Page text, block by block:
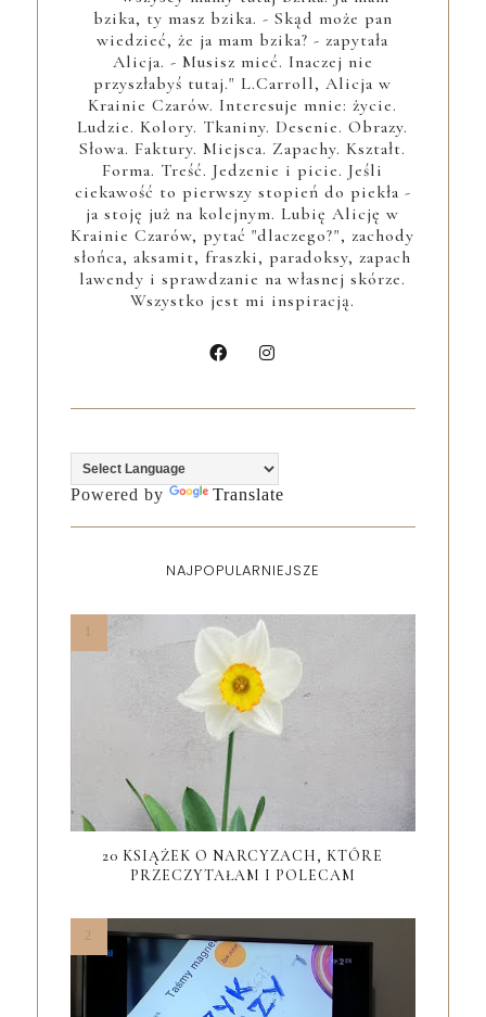
bzika, ty masz bzika. - Skąd może pan
wiedzieć, że ja mam bzika? - zapytała
Alicja. - Musisz mieć. Inaczej nie
przyszłabyś tutaj." L.Carroll, Alicja w
Krainie Czarów. Interesuje mnie: życie.
Ludzie. Kolory. Tkaniny. Desenie. Obrazy.
Słowa. Faktury. Miejsca. Zapachy. Kształt.
Forma. Treść. Jedzenie i picie. Jeśli
ciekawość to pierwszy stopień do piekła -
ja stoję już na kolejnym. Lubię Alicję w
Krainie Czarów, pytać "dlaczego?", zachody
słońca, aksamit, fraszki, paradoksy, zapach
lawendy i sprawdzanie na własnej skórze.
Wszystko jest mi inspiracją.
Powered by Translate
NAJPOPULARNIEJSZE
20 KSIĄŻEK O NARCYZACH, KTÓRE
PRZECZYTAŁAM I POLECAM